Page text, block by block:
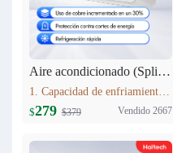
Aire acondicionado (Split) 12000 BTU Haitech HAC-12000CUCOCF
1. Capacidad de enfriamiento：12000BTU 2. 30% más de cobre que modelos estándar,Mayor conductividad térmica y durabilidad, rendimiento estable. 3. Nivel Ruido Bajo: 40 dB(A) 4. Alto de Volumen de Aire: 580 m3/h
$279 $379 Vendido 2667